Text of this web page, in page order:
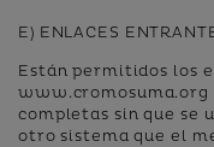
E) ENLACES
Están permitidos los
www.cromosuma.org
completas sin que se
otro sistema que el